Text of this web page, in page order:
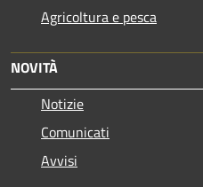
Agricoltura e pesca
NOVITÀ
Notizie
Comunicati
Avvisi